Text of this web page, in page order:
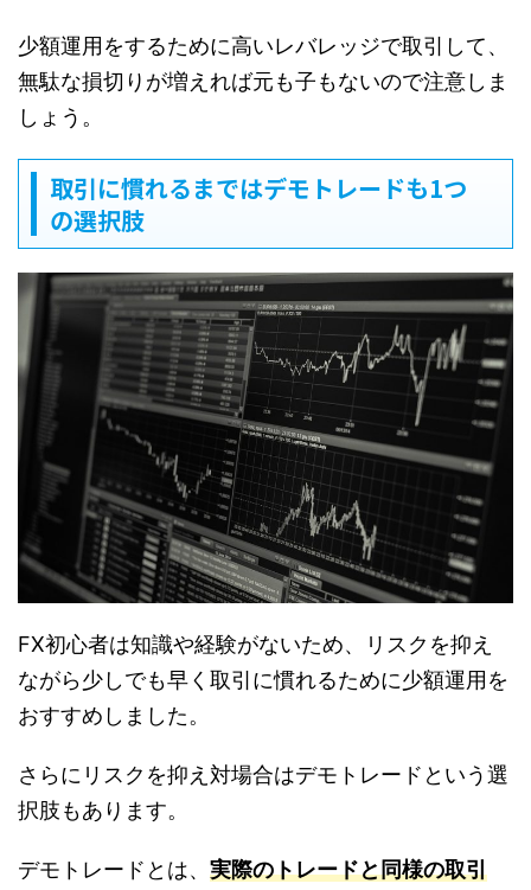
少額運用をするために高いレバレッジで取引して、
無駄な損切りが増えれば元も子もないので注意しま
しょう。
取引に慣れるまではデモトレードも1つ
の選択肢
FX初心者は知識や経験がないため、リスクを抑え
ながら少しでも早く取引に慣れるために少額運用を
おすすめしました。
さらにリスクを抑え対場合はデモトレードという選
択肢もあります。
デモトレードとは、 実際のトレードと同様の取引